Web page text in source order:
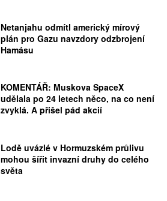
Netanjahu odmítl americký mírový
plán pro Gazu navzdory odzbrojení
Hamásu
KOMENTÁŘ: Muskova SpaceX
udělala po 24 letech něco, na co není
zvyklá. A přišel pád akcií
Lodě uvázlé v Hormuzském průlivu
mohou šířit invazní druhy do celého
světa